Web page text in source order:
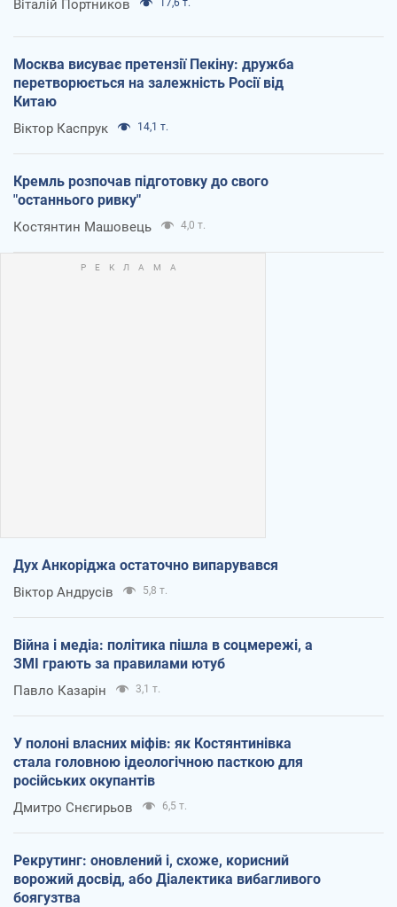
Віталій Портников 17,6 т.
Москва висуває претензії Пекіну: дружба
перетворюється на залежність Росії від
Китаю
Віктор Каспрук 14,1 т.
Кремль розпочав підготовку до свого
"останнього ривку"
Костянтин Машовець 4,0 т.
Дух Анкоріджа остаточно випарувався
Віктор Андрусів 5,8 т.
Війна і медіа: політика пішла в соцмережі, а
ЗМІ грають за правилами ютуб
Павло Казарін 3,1 т.
У полоні власних міфів: як Костянтинівка
стала головною ідеологічною пасткою для
російських окупантів
Дмитро Снєгирьов 6,5 т.
Рекрутинг: оновлений і, схоже, корисний
ворожий досвід, або Діалектика вибагливого
боягузтва